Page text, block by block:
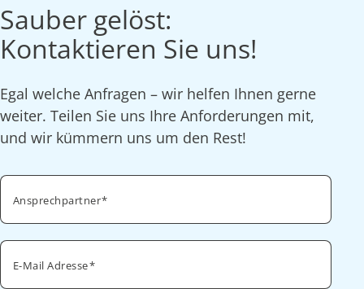
Sauber gelöst:
Kontaktieren Sie uns!
Egal welche Anfragen – wir helfen Ihnen gerne
weiter. Teilen Sie uns Ihre Anforderungen mit,
und wir kümmern uns um den Rest!
Ansprechpartner
E-Mail Adresse